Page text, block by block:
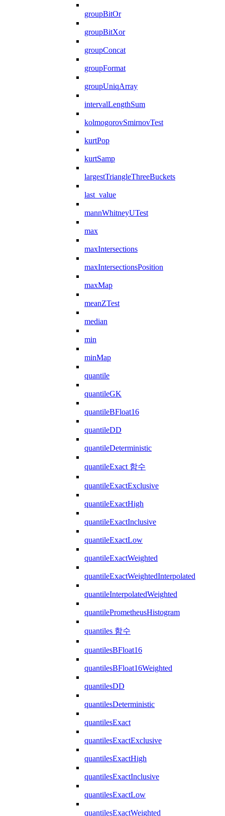
groupBitOr
groupBitXor
groupConcat
groupFormat
groupUniqArray
intervalLengthSum
kolmogorovSmirnovTest
kurtPop
kurtSamp
largestTriangleThreeBuckets
last_value
mannWhitneyUTest
max
maxIntersections
maxIntersectionsPosition
maxMap
meanZTest
median
min
minMap
quantile
quantileGK
quantileBFloat16
quantileDD
quantileDeterministic
quantileExact 함수
quantileExactExclusive
quantileExactHigh
quantileExactInclusive
quantileExactLow
quantileExactWeighted
quantileExactWeightedInterpolated
quantileInterpolatedWeighted
quantilePrometheusHistogram
quantiles 함수
quantilesBFloat16
quantilesBFloat16Weighted
quantilesDD
quantilesDeterministic
quantilesExact
quantilesExactExclusive
quantilesExactHigh
quantilesExactInclusive
quantilesExactLow
quantilesExactWeighted